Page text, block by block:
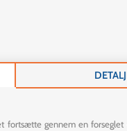
fortsætte gennem en